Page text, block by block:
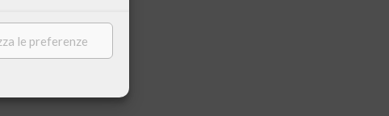
le preferenze